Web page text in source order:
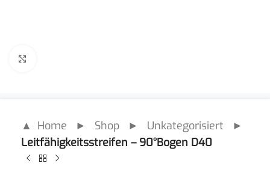
▲ Home ► Shop ► Unkategorisiert ►
Leitfähigkeitsstreifen – 90°Bogen D40